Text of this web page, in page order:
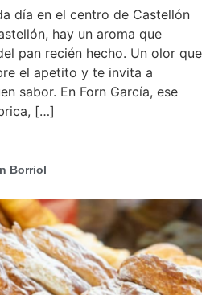
día en el centro de Castellón
hay un aroma que
pan recién hecho. Un olor que
el apetito y te invita a
sabor. En Forn García, ese
[…]
Borriol